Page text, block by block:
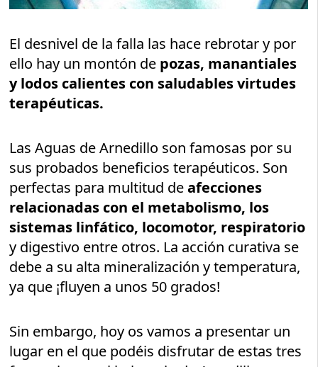
El desnivel de la falla las hace rebrotar y por
ello hay un montón de pozas, manantiales
y lodos calientes con saludables virtudes
terapéuticas.
Las Aguas de Arnedillo son famosas por su
sus probados beneficios terapéuticos. Son
perfectas para multitud deafecciones
relacionadas con el metabolismo, los
sistemas linfático, locomotor, respiratorio
y digestivo entre otros. La acción curativa se
debe a su alta mineralización y temperatura,
ya que ¡fluyen a unos 50 grados!
Sin embargo, hoy os vamos a presentar un
lugar en el que podéis disfrutar de estas tres